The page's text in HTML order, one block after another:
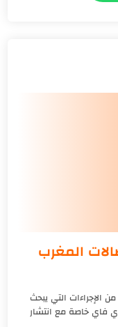
المغرب
كيفية تغيير كود الويفي اتصالات المغرب zte من الإجراءات التي يبحث
فاي خاصة مع انتشار